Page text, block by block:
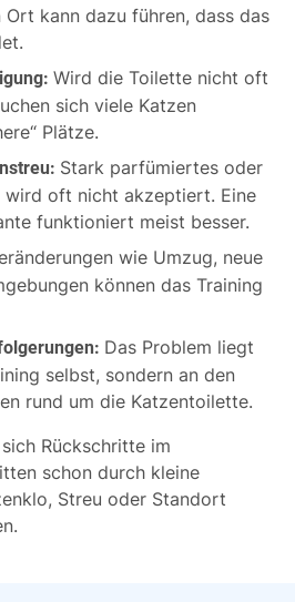
Ort kann dazu führen, dass das
Wird die Toilette nicht oft
sich viele Katzen
Plätze.
Stark parfümiertes oder
wird oft nicht akzeptiert. Eine
funktioniert meist besser.
wie Umzug, neue
können das Training
Das Problem liegt
selbst, sondern an den
rund um die Katzentoilette.
Rückschritte im
schon durch kleine
Streu oder Standort